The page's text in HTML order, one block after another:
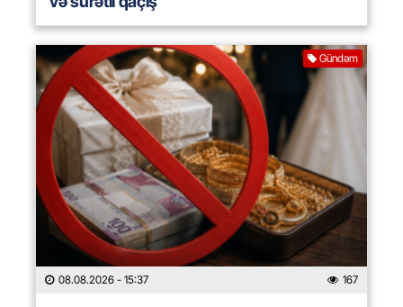
Gündəm
08.08.2026 - 15:37 167